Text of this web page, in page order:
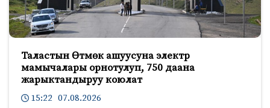
Таластын Өтмөк ашуусуна электр
мамычалары орнотулуп, 750 даана
жарыктандыруу коюлат
15:22 07.08.2026